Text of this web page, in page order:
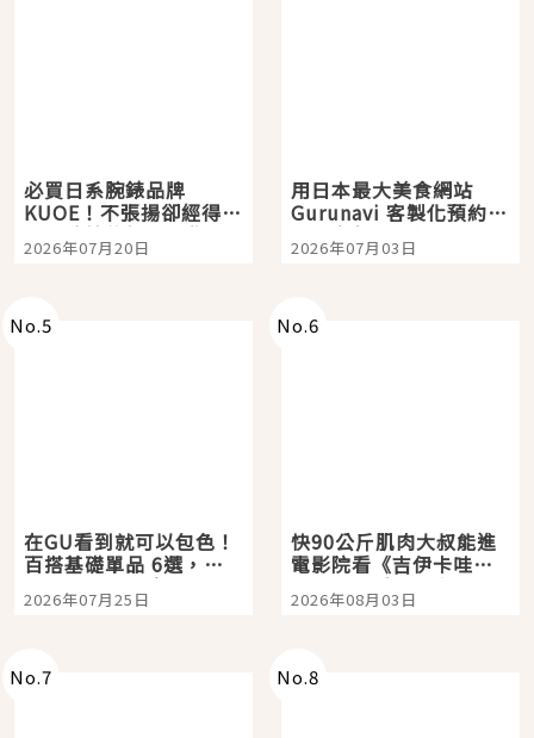
必買日系腕錶品牌
KUOE！不張揚卻經得起
時間洗鍊的經典之作五
選
2026年07月20日
用日本最大美食網站
Gurunavi 客製化預約九
大都市餐廳，打造專屬
美食體驗！
2026年07月03日
No.5
在GU看到就可以包色！
百搭基礎單品 6選，閉
眼全收也不心疼
2026年07月25日
No.6
快90公斤肌肉大叔能進
電影院看《吉伊卡哇》
嗎？日本重金屬樂團
「打首」會長與nagano
2026年08月03日
No.7 No.8